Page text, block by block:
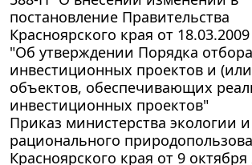
постановление Правительства
Красноярского края от
"Об утверждении Порядка отбора
инвестиционных проектов и
объектов, обеспечивающих
инвестиционных проектов"
Приказ министерства экологии и
рационального
Красноярского края от 9 октября